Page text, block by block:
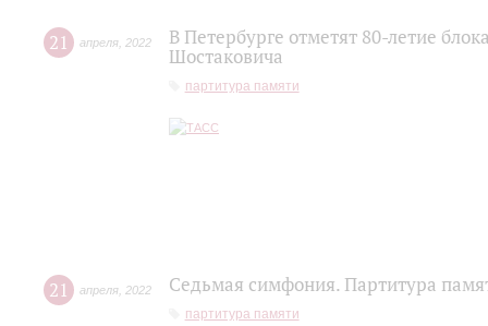
21 апреля 2022
В Петербурге отметят 80-летие
Шостаковича
партитура памяти
21 апреля 2022 Седьмая симфония. Партитура
партитура памяти